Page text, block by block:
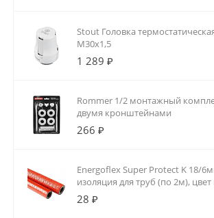
Stout Головка
M30x1,5
1 289 ₽
Rommer 1/2 монтажный
двумя кронштейнами
266 ₽
Energoflex Super Protect K 18/
изоляция для труб (по 2м),
28 ₽